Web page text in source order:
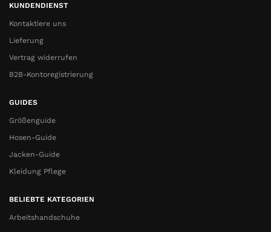
KUNDENDIENST
Kontaktiere uns
Lieferung
Vertrag widerrufen
B2B-Kontoregistrierung
GUIDES
Größenguide
Hosen-Guide
Jacken-Guide
Kleidung Pflege
BELIEBTE KATEGORIEN
Arbeitshandschuhe